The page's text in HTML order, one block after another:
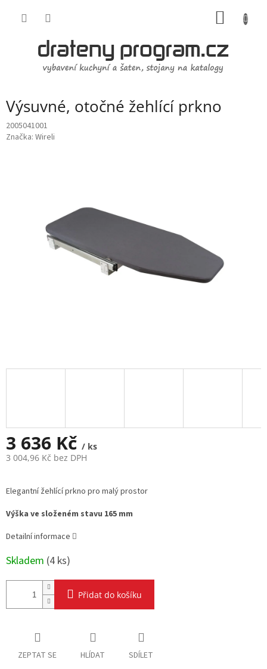
Výsuvné, otočné žehlící prkno
2005041001
Značka: Wireli
3 636 Kč / ks
3 004,96 Kč bez DPH
cena:
Elegantní žehlící prkno pro malý prostor
Výška ve složeném stavu 165 mm
Detailní informace
Skladem (4 ks)
Přidat do košíku
ZEPTAT SE HLÍDAT SDÍLET